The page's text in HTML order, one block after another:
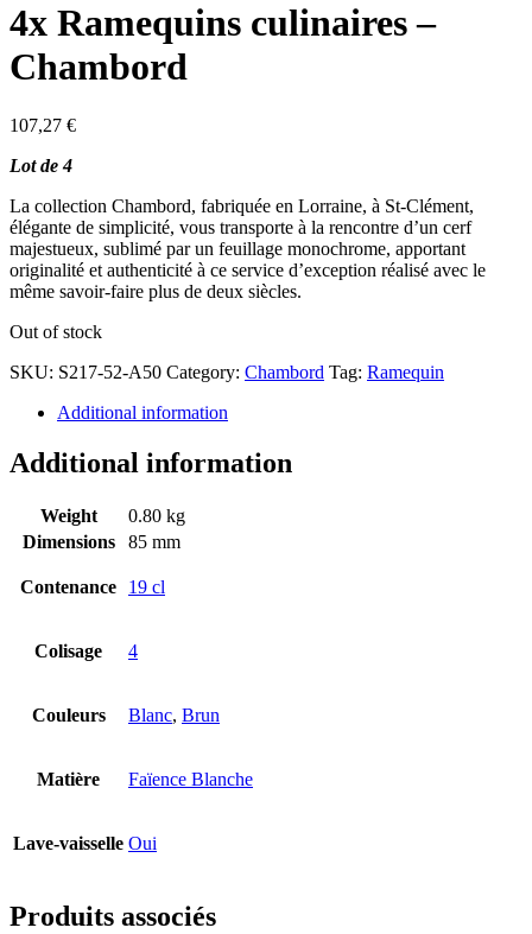
4x Ramequins culinaires –
Chambord
107,27 €
Lot de 4
La collection Chambord, fabriquée en Lorraine, à St-Clément,
élégante de simplicité, vous transporte à la rencontre d’un cerf
majestueux, sublimé par un feuillage monochrome, apportant
originalité et authenticité à ce service d’exception réalisé avec le
même savoir-faire plus de deux siècles.
Out of stock
SKU: S217-52-A50 Category: Chambord Tag: Ramequin
Additional information
Additional information
Weight
0.80 kg
Dimensions
85 mm
Contenance 19 cl
Colisage 4
Couleurs Blanc, Brun
Matière Faïence Blanche
Lave-vaisselle Oui
Produits associés